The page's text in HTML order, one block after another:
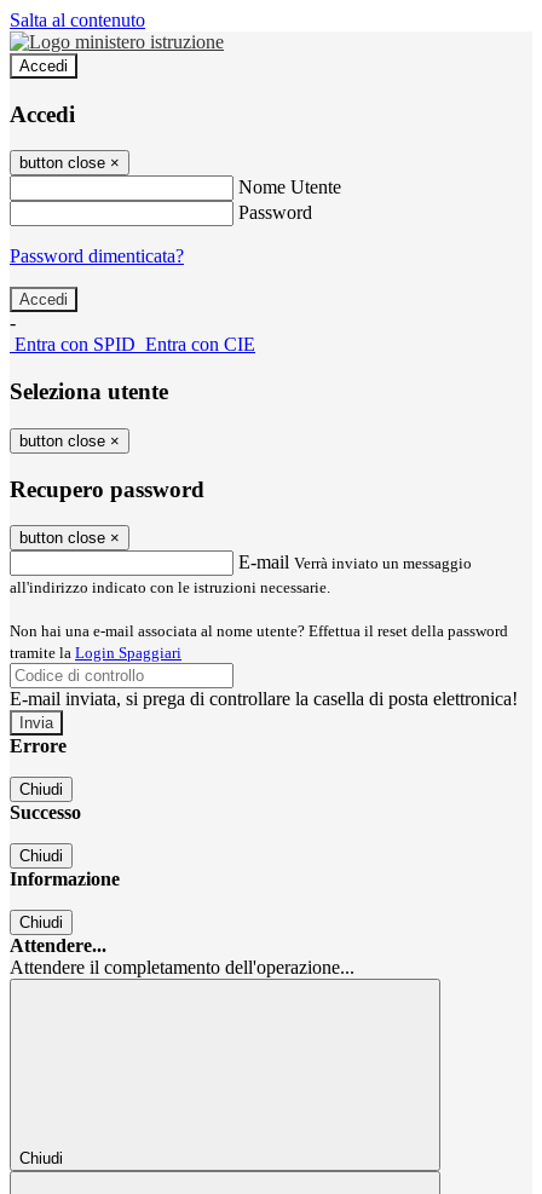
Salta al contenuto
Accedi
Accedi
button close ×
Nome Utente
Password
Password dimenticata?
-
Entra con SPID Entra con CIE
Seleziona utente
button close ×
Recupero password
button close ×
E-mail Verrà inviato un messaggio
all'indirizzo indicato con le istruzioni necessarie.
Non hai una e-mail associata al nome utente? Effettua il reset della password
tramite la Login Spaggiari
E-mail inviata, si prega di controllare la casella di posta elettronica!
Errore
Chiudi
Successo
Chiudi
Informazione
Chiudi
Attendere...
Attendere il completamento dell'operazione...
Chiudi